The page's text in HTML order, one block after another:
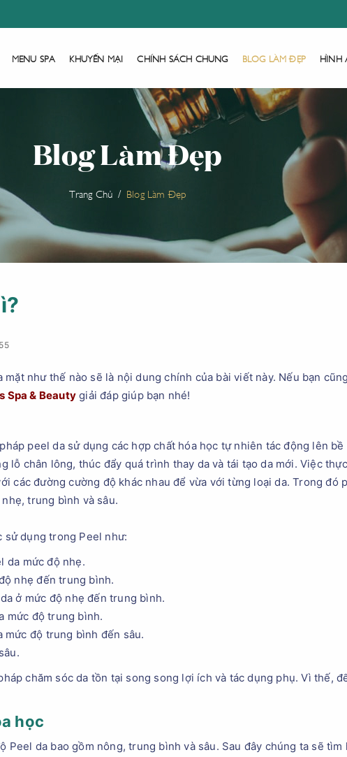
MENU SPA KHUYẾN MẠI CHÍNH SÁCH CHUNG BLOG LÀM ĐẸP HÌNH
Blog Làm Đẹp
Trang Chủ Blog Làm Đẹp
như thế nào sẽ là nội dung chính của bài viết này. Nếu bạn
Spa & Beautygiải đáp giúp bạn nhé!
peel da sử dụng các hợp chất hóa học tự nhiên tác động lên
lỗ chân lông, thúc đẩy quá trình thay da và tái tạo da mới. Việc
các đường cường độ khác nhau để vừa với từng loại da. Trong đó
trung bình và sâu.
sử dụng trong Peel như:
da mức độ nhẹ.
nhẹ đến trung bình.
ở mức độ nhẹ đến trung bình.
mức độ trung bình.
độ trung bình đến sâu.
chăm sóc da tồn tại song song lợi ích và tác dụng phụ. Vì thế,
học
Peel da bao gồm nông, trung bình và sâu. Sau đây chúng ta sẽ